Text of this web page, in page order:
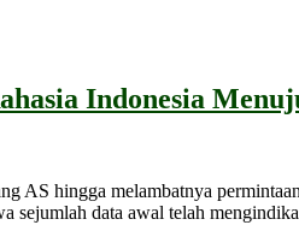
Indonesia
hingga melambatnya
data awal telah